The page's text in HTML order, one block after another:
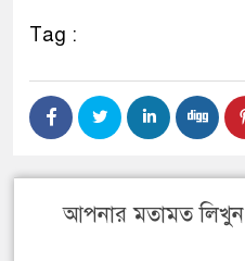
Tag :
আপনার মতামত লিখুন